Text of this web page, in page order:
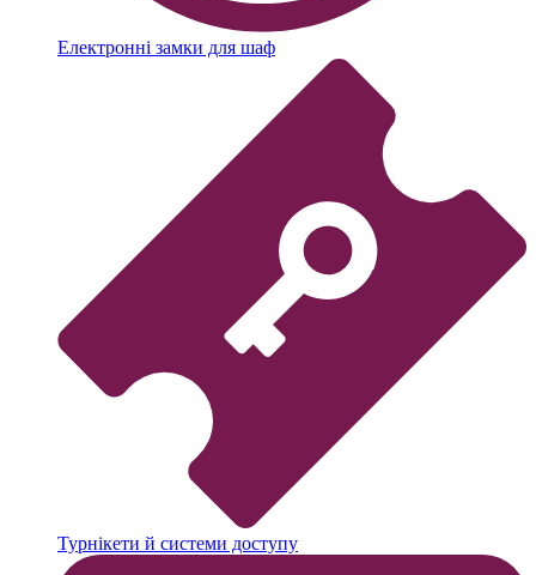
Електронні замки для шаф
Турнікети й системи доступу